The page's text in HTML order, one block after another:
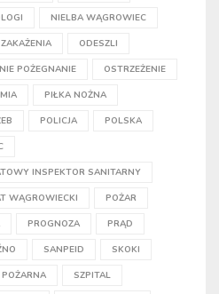
NIELBA WĄGROWIEC
ODESZLI
POŻEGNANIE OSTRZEŻENIE
PIŁKA NOŻNA
POLICJA POLSKA
INSPEKTOR SANITARNY
WĄGROWIECKI POŻAR
PROGNOZA PRĄD
SANPEID SKOKI
SZPITAL